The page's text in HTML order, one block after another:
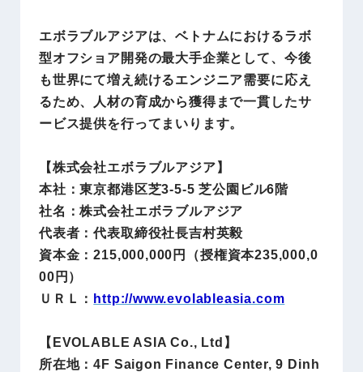
エボラブルアジアは、ベトナムにおけるラボ
型オフショア開発の最大手企業として、今後
も世界にて増え続けるエンジニア需要に応え
るため、人材の育成から獲得まで一貫したサ
ービス提供を行ってまいります。
【株式会社エボラブルアジア】
本社：東京都港区芝3-5-5 芝公園ビル6階
社名：株式会社エボラブルアジア
代表者：代表取締役社長吉村英毅
資本金：215,000,000円（授権資本235,000,0
00円）
ＵＲＬ： http://www.evolableasia.com
【EVOLABLE ASIA Co., Ltd】
所在地：4F Saigon Finance Center, 9 Dinh